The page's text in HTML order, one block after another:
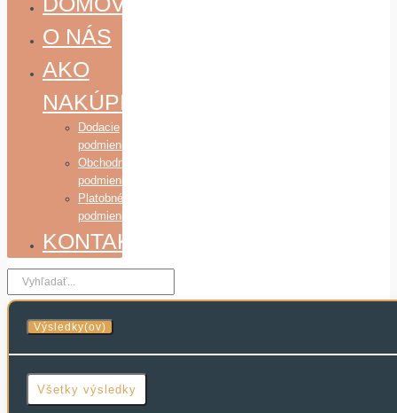
O NÁS
AKO
NAKÚPIŤ
Dodacie
podmienky
Obchodné
podmienky
Platobné
podmienky
KONTAKT
Search
...
Výsledky(ov)
Všetky výsledky